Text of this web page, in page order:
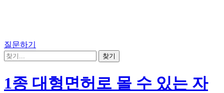
질문하기
1종 대형면허로 몰 수 있는 자